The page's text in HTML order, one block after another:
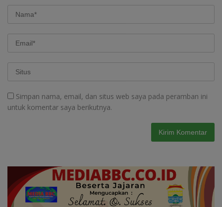
Simpan nama, email, dan situs web saya pada peramban ini
untuk komentar saya berikutnya.